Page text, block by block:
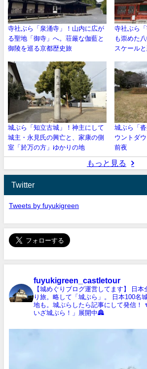
寺社ぶら「泉涌寺」！山内に広が
る聖地「御寺」へ。荘厳な伽藍と
御陵を巡る京都歴史旅
寺社ぶら
も崇めた
スケール
城ぶら「知立古城」！神主にして
城主・永見氏の興亡と、家康の側
室「於万の方」ゆかりの地
城ぶら「
ウントダ
前夜
もっと見る
Twitter
Tweets by fuyukigreen
fuyukigreen_castletour
【城めぐりブログ運営してます】
日本
り旅。略して「城ぶら」。
日本100名
地も。城ぶらしたら記事にして発信！
いざ城ぶら！」展開中🏯